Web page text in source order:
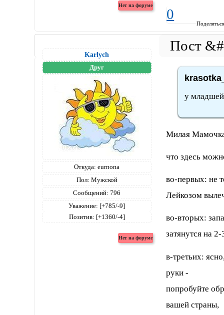
0
Karlych
Друг
Откуда: eurпопа
Пол: Мужской
Сообщений: 796
Уважение: [+785/-9]
Позитив: [+1360/-4]
у
Милая
что здесь
во-первых: не
Лейкозом
во-вторых:
затянутся на 2-
в-третьих:
руки -
попробуйте
вашей страны,